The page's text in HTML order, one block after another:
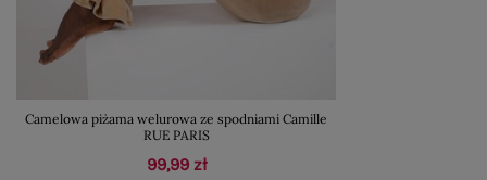
Camelowa piżama welurowa ze spodniami Camille
RUE PARIS
99,99 zł